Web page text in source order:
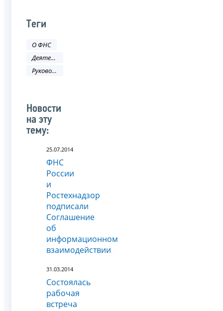
Теги
О ФНС
Деятельность ФНС
Руководитель ФНС России
Новости
на эту
тему:
25.07.2014
ФНС
России
и
Ростехнадзор
подписали
Соглашение
об
информационном
взаимодействии
31.03.2014
Состоялась
рабочая
встреча